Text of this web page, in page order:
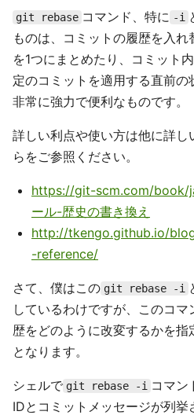
git rebase コマンド、特に -i
ものは、コミットの履歴を入れ
を1つにまとめたり、コミット
定のコミットを適用する直前の
非常に強力で便利なものです。
詳しい利点や使い方は他に詳し
らをご参照ください。
https://git-scm.com/book/
ール-歴史の書き換え
http://tkengo.github.io/
-reference/
さて、僕はこの git rebase -i
しているわけですが、このコ
歴をどのように改変するかを指
となります。
シェルで git rebase -i コマン
IDとコミットメッセージが列挙